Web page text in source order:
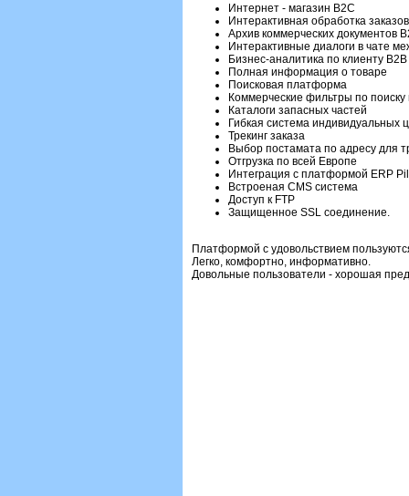
Интернет - магазин B2C
Интерактивная обработка
Архив коммерческих документов
Интерактивные диалоги в чате
Бизнес-аналитика по клиенту
Полная информация о товаре
Поисковая платформа
Коммерческие фильтры по поиску
Каталоги запасных частей
Гибкая система индивидуальных
Трекинг заказа
Выбор постамата по адресу для
Отгрузка по всей Европе
Интеграция с платформой ERP
Встроеная CMS система
Доступ к FTP
Защищенное SSL соединение.
Платформой с удовольствием
Легко, комфортно, информативно.
Довольные пользователи - хорошая